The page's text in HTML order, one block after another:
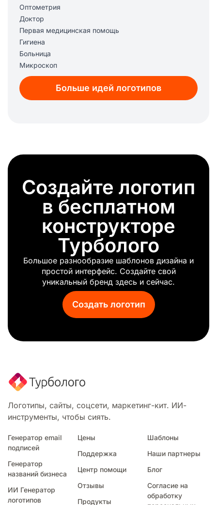
Оптометрия
Доктор
Первая медицинская помощь
Гигиена
Больница
Микроскоп
Дерматолог
Смерть
Питание
Позвоночник
Выздоровление
Красный крест
Уход за кожей
Антивирус
Педиатр
Спасать
Отдел здравоохранения
Домашний уход
Больше идей логотипов
Создайте логотип
в бесплатном
конструкторе
Турболого
Большое разнообразие шаблонов дизайна и
простой интерфейс. Создайте свой
уникальный бренд здесь и сейчас.
Создать логотип
Логотипы, сайты, соцсети, маркетинг-кит. ИИ-
инструменты, чтобы сиять.
Генератор email
подписей
Генератор
названий бизнеса
ИИ Генератор
логотипов
Цены
Поддержка
Центр помощи
Отзывы
Продукты
Шаблоны
Наши партнеры
Блог
Согласие на
обработку